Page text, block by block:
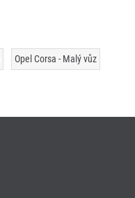
Opel Corsa - Malý vůz